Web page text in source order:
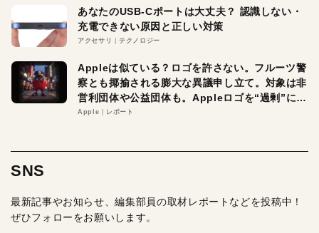
あなたのUSB-Cポートは大丈夫？ 認識しない・
充電できない原因と正しい対策
アクセサリ テクノロジー
Appleは似ている？ロゴを許さない。フルーツ警
察とも揶揄される膨大な異議申し立て。対象は非
営利団体や公益団体も。Appleロゴを“過剰”に守
る理由とは
Apple レポート
SNS
最新記事やお知らせ、編集部員の取材レポートなどを投稿中！
ぜひフォローをお願いします。